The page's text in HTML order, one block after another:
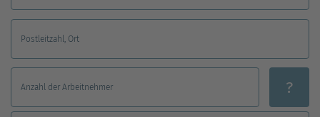
Postleitzahl, Ort
Anzahl der Arbeitnehmer ?